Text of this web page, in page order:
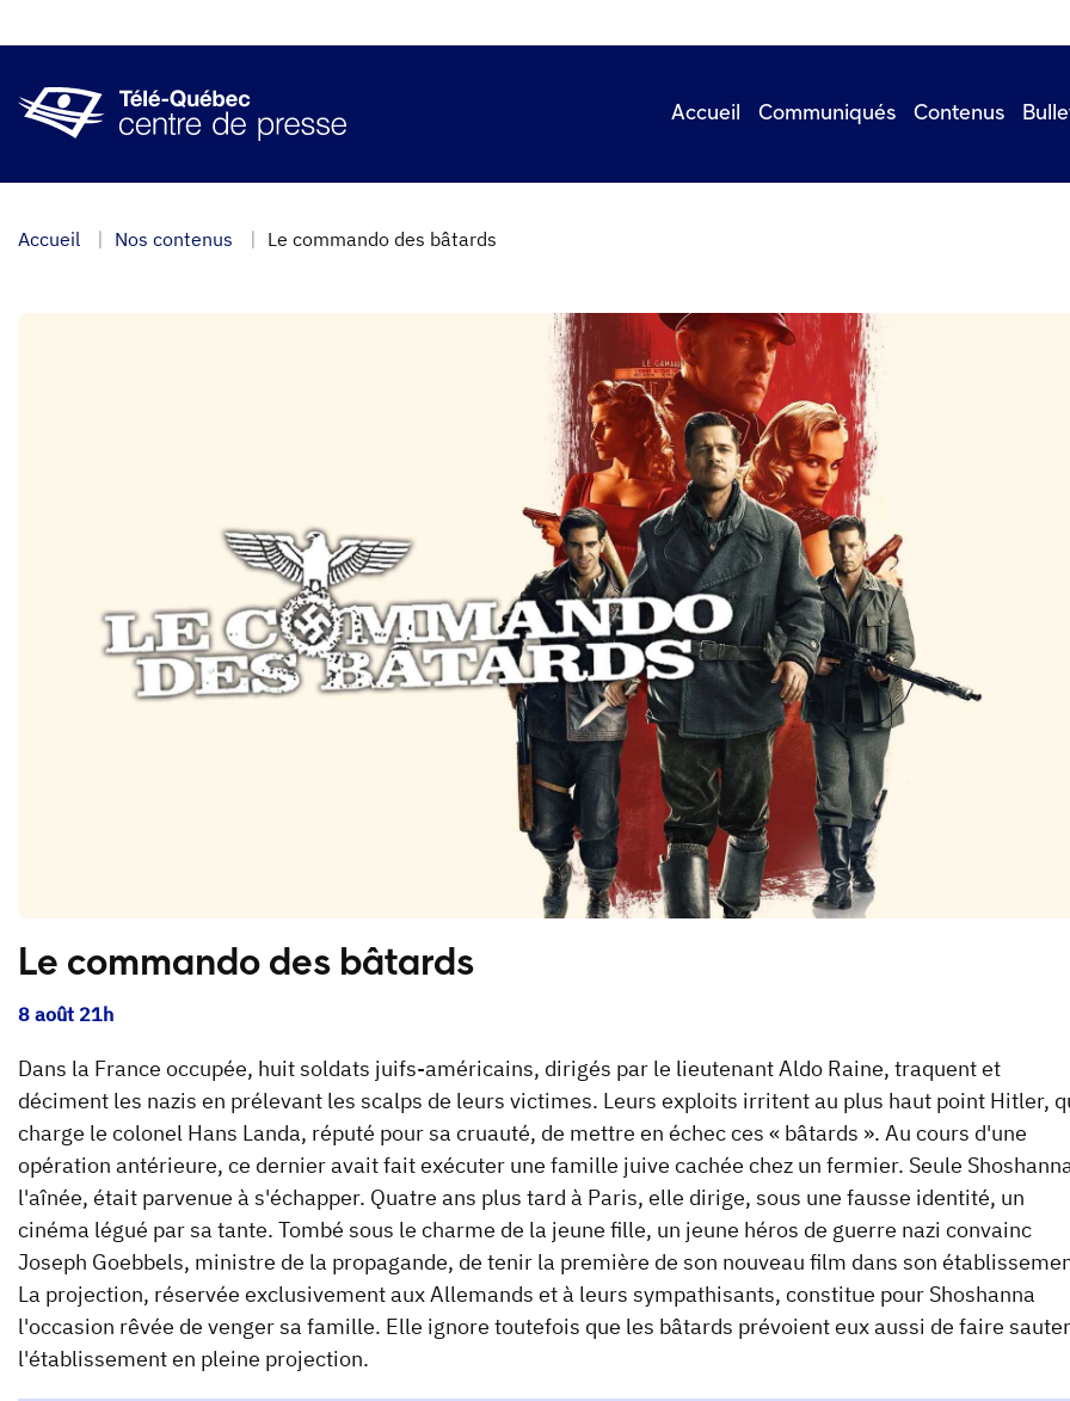
au
principal
Accueil Communiqués Contenus
Accueil Nos contenus Le commando des bâtards
Le commando des bâtards
8 août 21h
Dans la France occupée, huit soldats juifs-américains, dirigés par le lieutenant Aldo Raine, traquent et
déciment les nazis en prélevant les scalps de leurs victimes. Leurs exploits irritent au plus haut point Hitler,
charge le colonel Hans Landa, réputé pour sa cruauté, de mettre en échec ces « bâtards ». Au cours d'une
opération antérieure, ce dernier avait fait exécuter une famille juive cachée chez un fermier. Seule
l'aînée, était parvenue à s'échapper. Quatre ans plus tard à Paris, elle dirige, sous une fausse identité, un
cinéma légué par sa tante. Tombé sous le charme de la jeune fille, un jeune héros de guerre nazi convainc
Joseph Goebbels, ministre de la propagande, de tenir la première de son nouveau film dans son
La projection, réservée exclusivement aux Allemands et à leurs sympathisants, constitue pour Shoshanna
l'occasion rêvée de venger sa famille. Elle ignore toutefois que les bâtards prévoient eux aussi de faire sauter
l'établissement en pleine projection.